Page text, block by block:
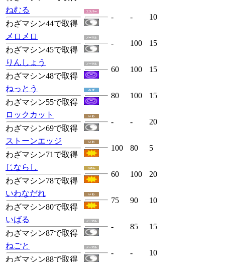
ねむる
わざマシン44で取得
- - 10
メロメロ
わざマシン45で取得
- 100 15
りんしょう
わざマシン48で取得
60 100 15
ねっとう
わざマシン55で取得
80 100 15
ロックカット
わざマシン69で取得
- - 20
ストーンエッジ
わざマシン71で取得
100 80 5
じならし
わざマシン78で取得
60 100 20
いわなだれ
わざマシン80で取得
75 90 10
いばる
わざマシン87で取得
- 85 15
ねごと
わざマシン88で取得
- - 10